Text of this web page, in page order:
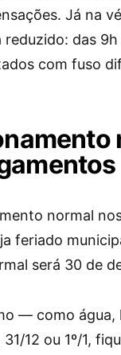
Já na
das 9h
com fuso
normal
feriado
será 30 de
— como
12 ou 1º/1,